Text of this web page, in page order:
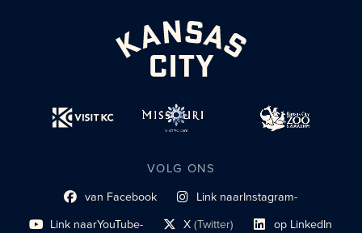
VOLG ONS
Link naar sociaal profiel
van Facebook Link naarInstagram-
sociaal profiel
Link naarYouTube- X(Twitter)
op LinkedIn